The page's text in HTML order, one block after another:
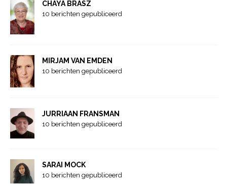
CHAYA BRASZ
10 berichten gepubliceerd
MIRJAM VAN EMDEN
10 berichten gepubliceerd
JURRIAAN FRANSMAN
10 berichten gepubliceerd
SARAI MOCK
10 berichten gepubliceerd